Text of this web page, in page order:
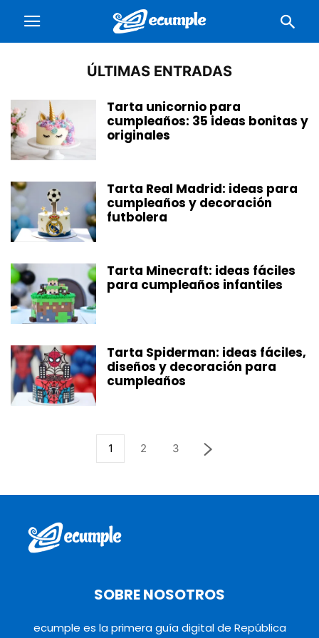
ÚLTIMAS ENTRADAS
Tarta unicornio para
cumpleaños: 35 ideas bonitas y
originales
Tarta Real Madrid: ideas para
cumpleaños y decoración
futbolera
Tarta Minecraft: ideas fáciles
para cumpleaños infantiles
Tarta Spiderman: ideas fáciles,
diseños y decoración para
cumpleaños
1 2 3
SOBRE NOSOTROS
ecumple es la primera guía digital de República